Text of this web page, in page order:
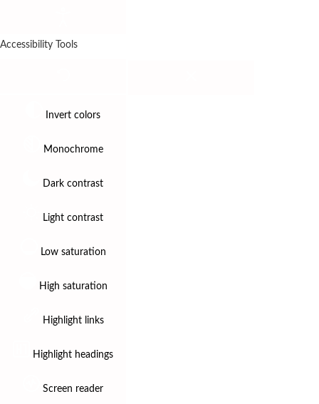
Accessibility Tools
Invert colors
Monochrome
Dark contrast
Light contrast
Low saturation
High saturation
Highlight links
Highlight headings
Screen reader